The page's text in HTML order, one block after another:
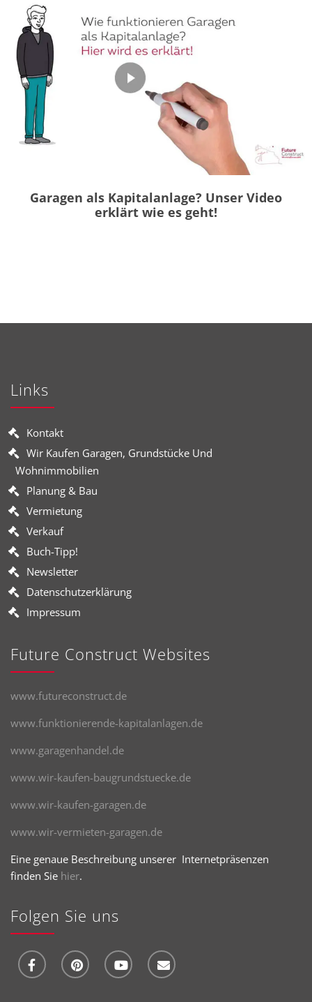
Garagen als Kapitalanlage? Unser Video
erklärt wie es geht!
Links
Kontakt
Wir Kaufen Garagen, Grundstücke Und
Wohnimmobilien
Planung & Bau
Vermietung
Verkauf
Buch-Tipp!
Newsletter
Datenschutzerklärung
Impressum
Future Construct Websites
www.futureconstruct.de
www.funktionierende-kapitalanlagen.de
www.garagenhandel.de
www.wir-kaufen-baugrundstuecke.de
www.wir-kaufen-garagen.de
www.wir-vermieten-garagen.de
Eine genaue Beschreibung unserer Internetpräsenzen
finden Sie hier.
Folgen Sie uns